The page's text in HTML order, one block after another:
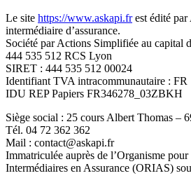
Obtenir un tarif
Nos experts basés à
accompagnent
Une assurance
adaptée à votre
Obtenir un tarif
Obtenir un tarif
Nos experts basés à
accompagnent
Réduire le coût de
assurance de
Obtenir un tarif
Coût assurance emprunteur
Obtenir un tarif
Nos experts basés à
accompagnent
Tout savoir sur
Obtenir un tarif
Obtenir un tarif
Le site https://www.askapi.frest édité
intermédiaire d’assurance.
Société par Actions Simplifiée au capital
444 535 512 RCS Lyon
SIRET : 444 535 512 00024
Identifiant TVA intracommunautaire : FR
IDU REP Papiers FR346278_03ZBKH
Siège social : 25 cours Albert Thomas –
Tél. 04 72 362 362
Mail : contact@askapi.fr
Immatriculée auprès de l’Organisme
Intermédiaires en Assurance (ORIAS)